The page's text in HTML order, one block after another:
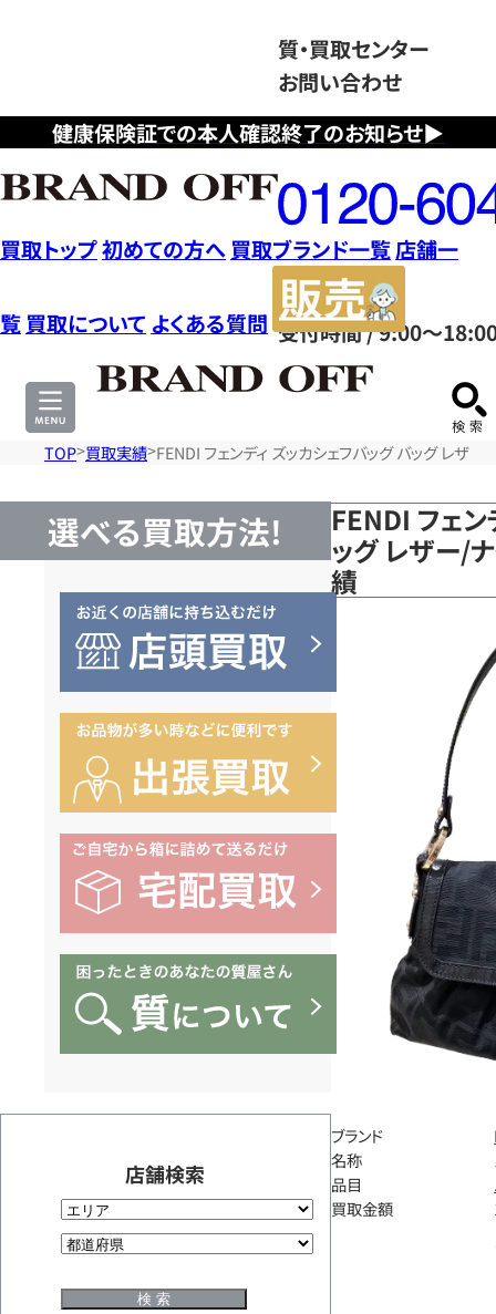
健康保険証での本人確認終了のお知らせ▶
質・買取センター
お問い合わせ
フ
リ
ー
ダ
イ
ヤ
ル
0120604117
受付時間 / 9:00～
買取トップ初めての方へ 買取ブランド一覧店舗一
覧 買取について よくある質問
サ
TOP 買取実績 FENDI フェンディ ズッカシェフバッグ バッグ レザ
選べる買取方法!
店舗検索
FENDI フェン
ッグ レザー/
績
ブランド
名称
品目
買取金額